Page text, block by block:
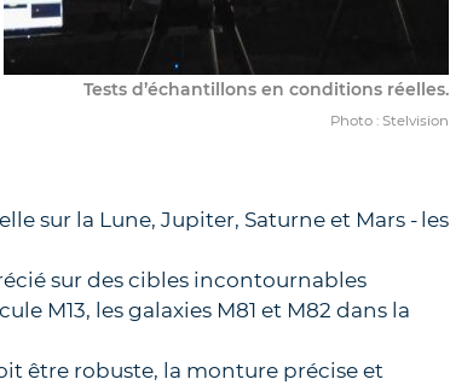
Tests d’échantillons en conditions réelles.
Photo : Stelvision
sur la Lune, Jupiter, Saturne et Mars - les
sur des cibles incontournables
M13, les galaxies M81 et M82 dans la
être robuste, la monture précise et